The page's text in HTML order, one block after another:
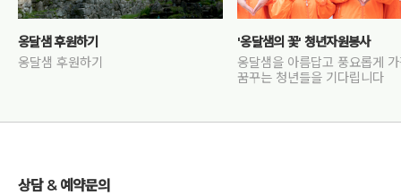
옹달샘 후원하기
옹달샘 후원하기
'옹달샘의 꽃' 청년자원봉사
옹달샘을 아름답고 풍요롭게
꿈꾸는 청년들을 기다립니다
상담 & 예약문의